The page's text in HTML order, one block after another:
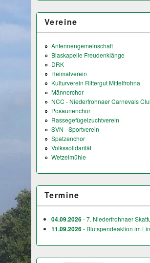
Vereine
Antennengemeinschaft
Blaskapelle Freudenklänge
DRK
Heimatverein
Kulturverein Rittergut Mittelfrohna
Männerchor
NCC - Niederfrohnaer Carnevals
Posaunenchor
Rassegefügelzuchtverein
SVN - Sportverein
Spatzenchor
Volkssolidarität
Wetzelmühle
Termine
04.09.2026- 7. Niederfrohnaer
11.09.2026- Blutspendeaktion im